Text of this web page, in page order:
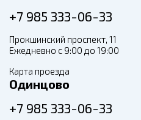
+7 985 333-06-33
Прокшинский проспект, 11
Ежедневно с 9:00 до 19:00
Карта проезда
Одинцово
+7 985 333-06-33